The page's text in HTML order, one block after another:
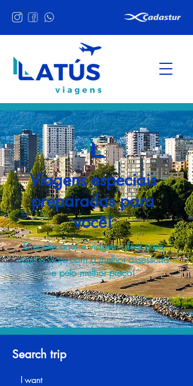
Viagens especiais
preparadas para
você!
Encontre aqui a viagem ideal para
você e viaje com a melhor assessoria
e pelo melhor preço!
Search trip
I want